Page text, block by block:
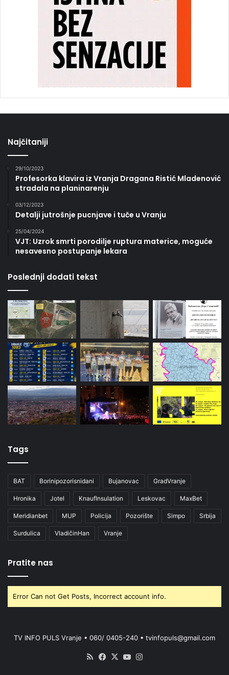
Najčitaniji
29/10/2023
Profesorka klavira iz Vranja Dragana Ristić Mladenović
stradala na planinarenju
03/12/2023
Detalji jutrošnje pucnjave i tuče u Vranju
25/04/2024
VJT: Uzrok smrti porodilje ruptura materice, moguće
nesavesno postupanje lekara
Poslednji dodati tekst
Tags
BAT Borinipozorisnidani Bujanovac GradVranje
Hronika Jotel KnaufInsulation Leskovac MaxBet
Meridianbet MUP Policija Pozorište Simpo Srbija
Surdulica VladičinHan Vranje
Pratite nas
Error Can not Get Posts, Incorrect account info.
TV INFO PULS Vranje • 060/ 0405-240 • tvinfopuls@gmail.com
RSS Facebook
X YouTube